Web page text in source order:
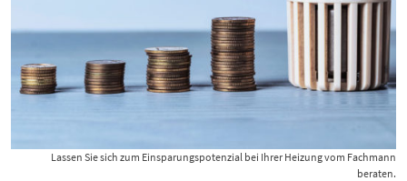
Lassen Sie sich zum Einsparungspotenzial bei Ihrer Heizung vom Fachmann
beraten.